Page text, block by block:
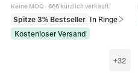
Keine MOQ · 666 kürzlich verkauft
Spitze 3% Bestseller In Ringe
Kostenloser Versand
+32